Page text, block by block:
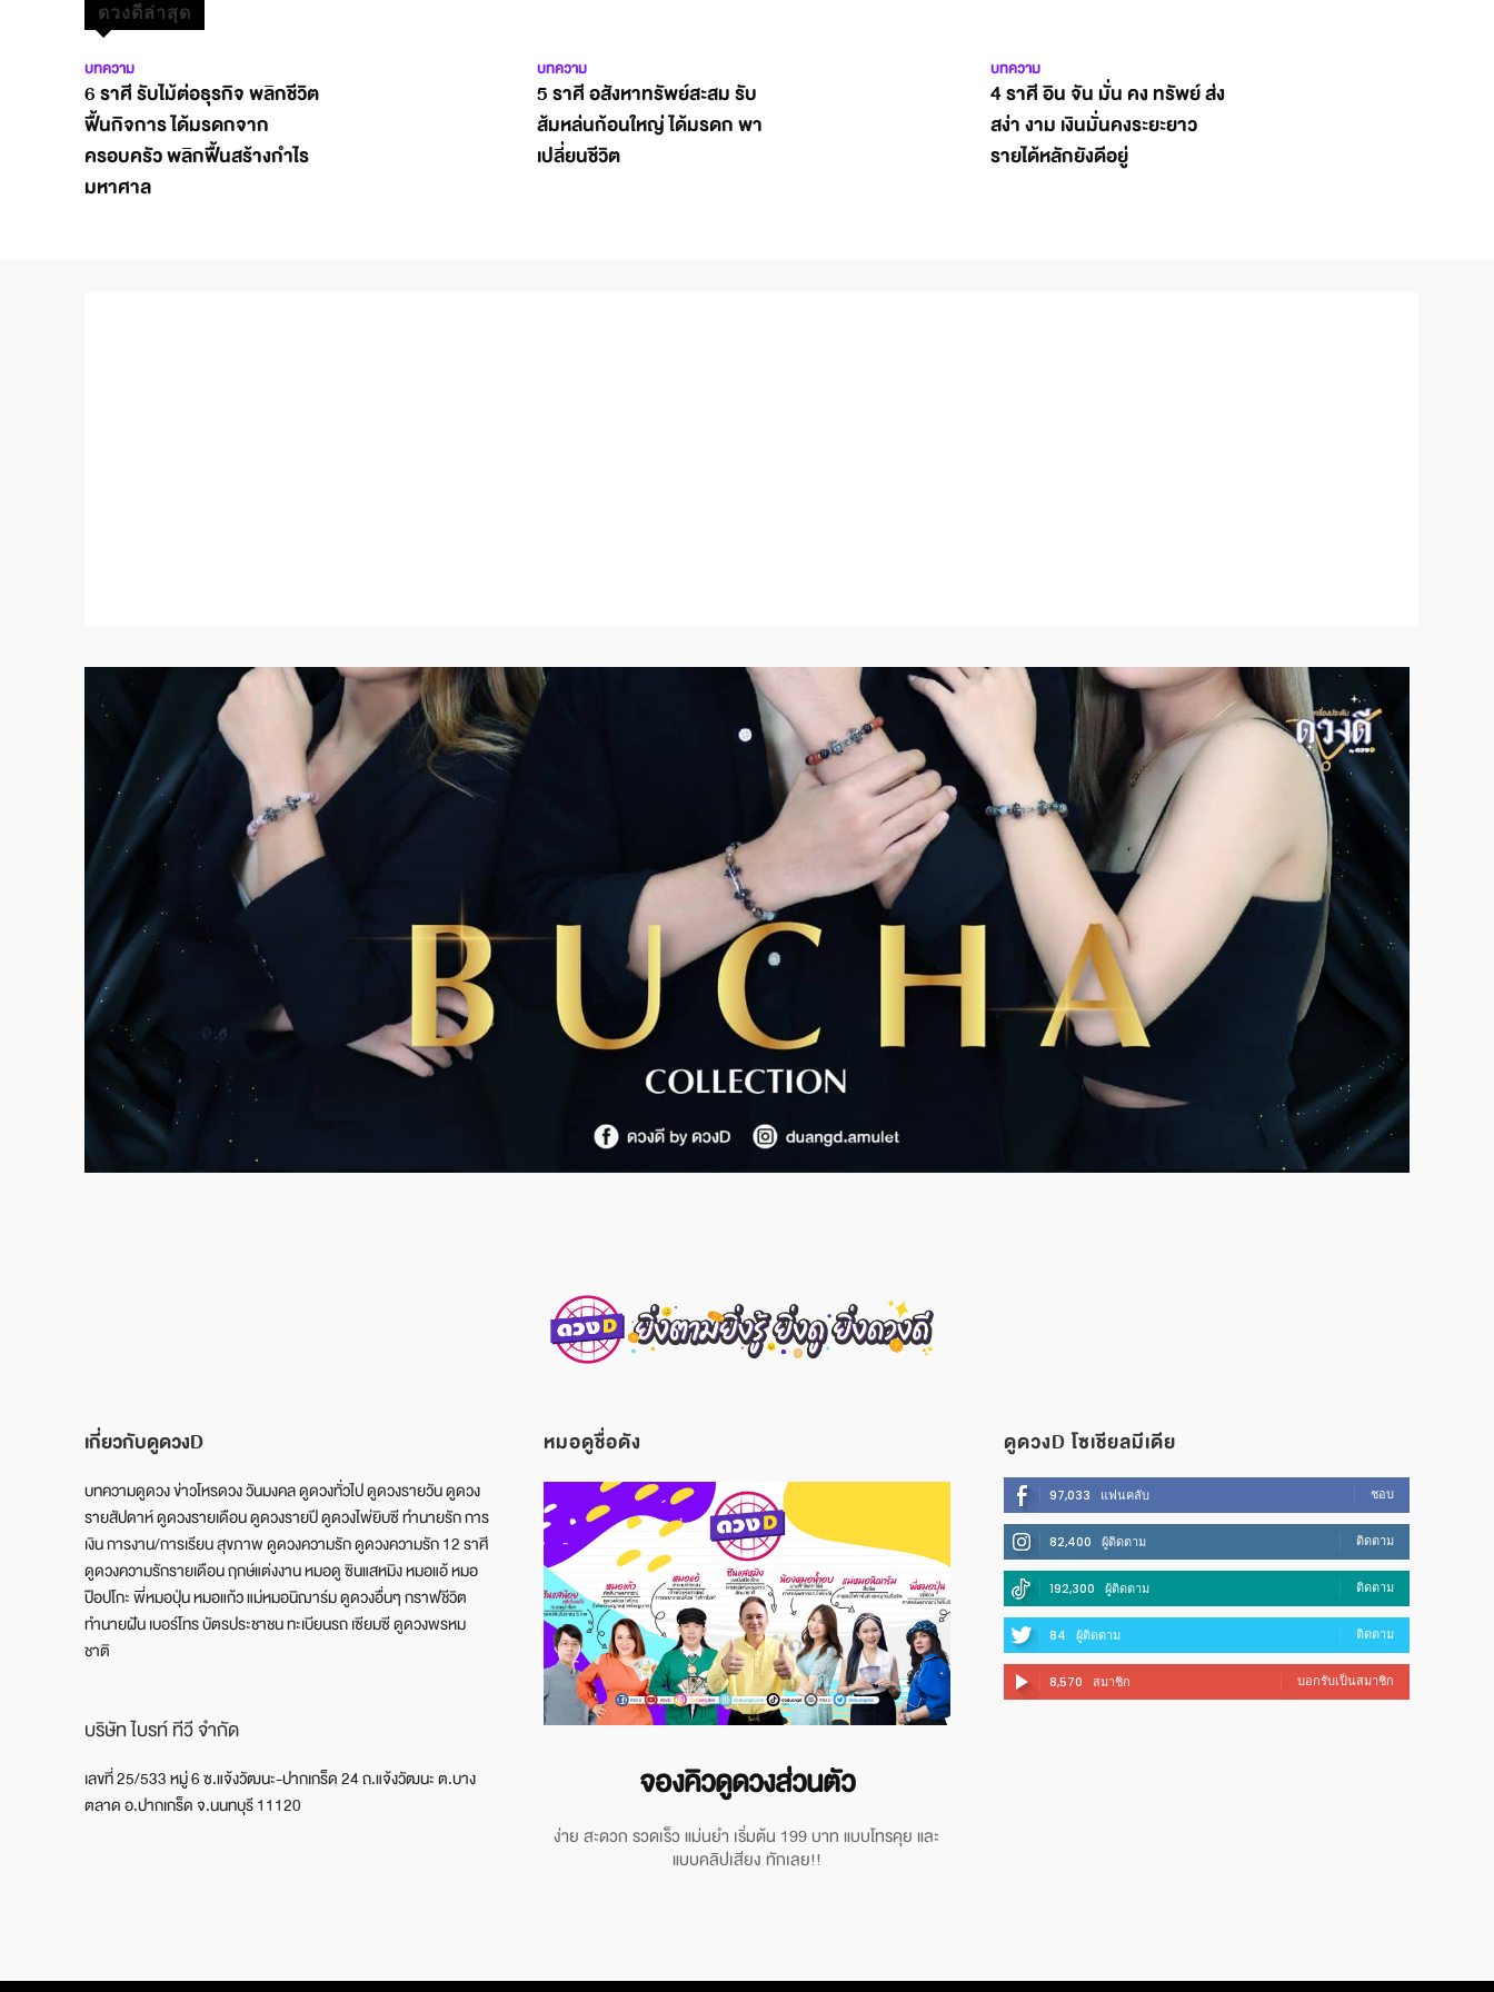
ดวงดีล่าสุด
บทความ
6 ราศี รับไม้ต่อธุรกิจ พลิกชีวิต
ฟื้นกิจการ ได้มรดกจาก
ครอบครัว พลิกฟื้นสร้างกำไร
มหาศาล
บทความ
5 ราศี อสังหาทรัพย์สะสม รับ
ส้มหล่นก้อนใหญ่ ได้มรดก พา
เปลี่ยนชีวิต
บทความ
4 ราศี อิน จัน มั่น คง ทรัพย์ ส่ง
สง่า งาม เงินมั่นคงระยะยาว
รายได้หลักยังดีอยู่
เกี่ยวกับดูดวงD
บทความดูดวง ข่าวโหรดวง วันมงคล ดูดวงทั่วไป ดูดวงรายวัน ดูดวง
รายสัปดาห์ ดูดวงรายเดือน ดูดวงรายปี ดูดวงไพ่ยิบซี ทำนายรัก การ
เงิน การงาน/การเรียน สุขภาพ ดูดวงความรัก ดูดวงความรัก 12 ราศี
ดูดวงความรักรายเดือน ฤกษ์แต่งงาน หมอดู ซินแสหมิง หมอแอ้ หมอ
ป๊อปโกะ พี่หมอปุ่น หมอแก้ว แม่หมอนิฌาร์ม ดูดวงอื่นๆ กราฟชีวิต
ทำนายฝัน เบอร์โทร บัตรประชาชน ทะเบียนรถ เซียมซี ดูดวงพรหม
ชาติ
บริษัท ไบรท์ ทีวี จำกัด
เลขที่ 25/533 หมู่ 6 ซ.แจ้งวัฒนะ-ปากเกร็ด 24 ถ.แจ้งวัฒนะ ต.บาง
ตลาด อ.ปากเกร็ด จ.นนทบุรี 11120
หมอดูชื่อดัง
จองคิวดูดวงส่วนตัว
ง่าย สะดวก รวดเร็ว แม่นยำ เริ่มต้น 199 บาท แบบโทรคุย และ
แบบคลิปเสียง ทักเลย!!
ดูดวงD โซเชียลมีเดีย
97,033 แฟนคลับ ชอบ
82,400 ผู้ติดตาม ติดตาม
192,300 ผู้ติดตาม ติดตาม
84 ผู้ติดตาม ติดตาม
8,570 สมาชิก บอกรับเป็นสมาชิก